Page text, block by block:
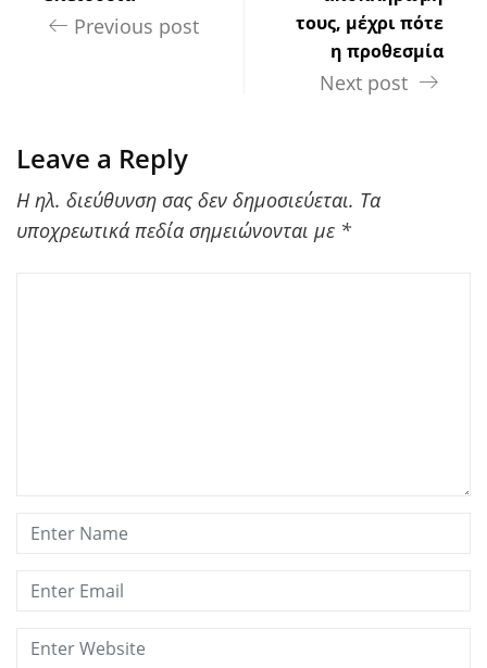
Previous post
τους, μέχρι πότε
η προθεσμία
Next post
Leave a Reply
Η ηλ. διεύθυνση σας δεν δημοσιεύεται. Τα
υποχρεωτικά πεδία σημειώνονται με *